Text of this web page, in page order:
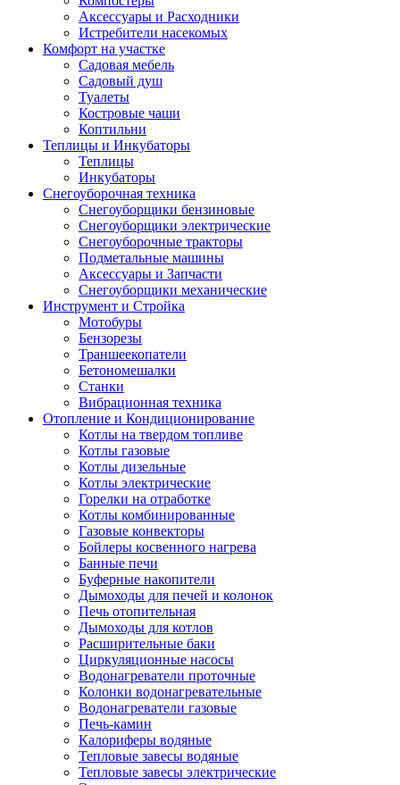
Аксессуары и Расходники
Истребители насекомых
Комфорт на участке
Садовая мебель
Садовый душ
Туалеты
Костровые чаши
Коптильни
Теплицы и Инкубаторы
Теплицы
Инкубаторы
Снегоуборочная техника
Снегоуборщики бензиновые
Снегоуборщики электрические
Снегоуборочные тракторы
Подметальные машины
Аксессуары и Запчасти
Снегоуборщики механические
Инструмент и Стройка
Мотобуры
Бензорезы
Траншеекопатели
Бетономешалки
Станки
Вибрационная техника
Отопление и Кондиционирование
Котлы на твердом топливе
Котлы газовые
Котлы дизельные
Котлы электрические
Горелки на отработке
Котлы комбинированные
Газовые конвекторы
Бойлеры косвенного нагрева
Банные печи
Буферные накопители
Дымоходы для печей и колонок
Печь отопительная
Дымоходы для котлов
Расширительные баки
Циркуляционные насосы
Водонагреватели проточные
Колонки водонагревательные
Водонагреватели газовые
Печь-камин
Калориферы водяные
Тепловые завесы водяные
Тепловые завесы электрические